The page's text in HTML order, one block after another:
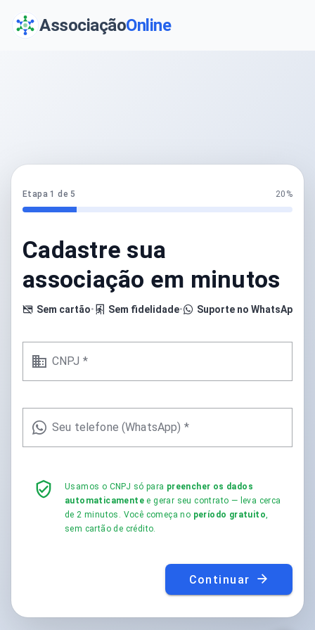
AssociaçãoOnline
Etapa 1 de 5 20%
Cadastre sua
associação em minutos
Sem cartão• Sem fidelidade• Suporte no WhatsApp
CNPJ *
Seu telefone (WhatsApp) *
Usamos o CNPJ só para preencher os dados
automaticamente e gerar seu contrato — leva cerca
de 2 minutos. Você começa no período gratuito,
sem cartão de crédito.
Continuar